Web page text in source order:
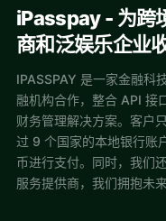
iPasspay - 为跨
商和泛娱乐企业
IPASSPAY 是一家金融科
融机构合作，整合 API 接
财务管理解决方案。客户
过 9 个国家的本地银行账
币进行支付。同时，我们
服务提供商，我们拥抱未